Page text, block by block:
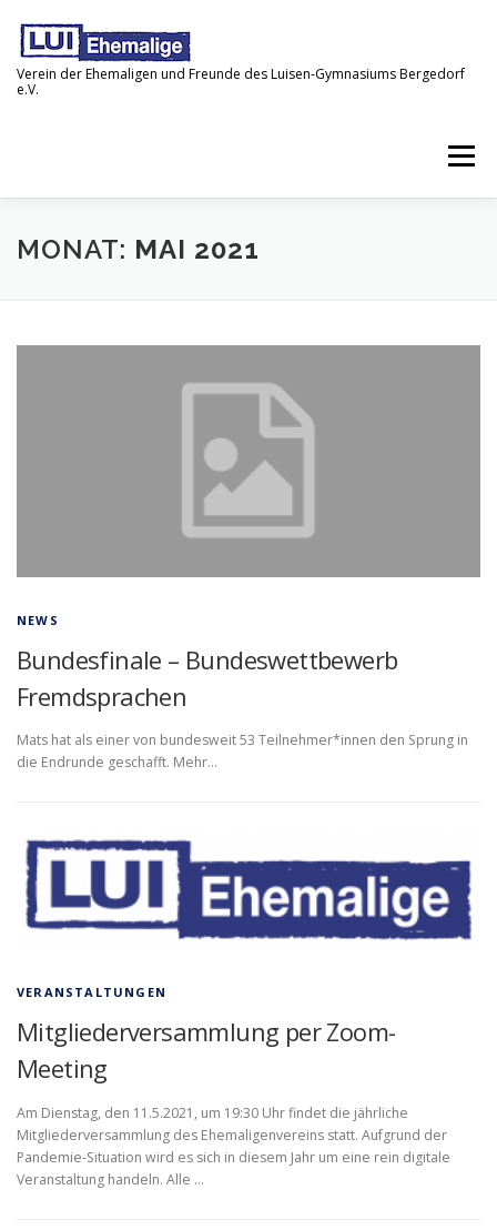
Inhalt
springen
Verein der Ehemaligen und Freunde des Luisen-Gymnasiums Bergedorf
e.V.
Menü
STARTSEITE NEWS
MONAT: MAI 2021
NEWS
Bundesfinale – Bundeswettbewerb
Fremdsprachen
Mats hat als einer von bundesweit 53 Teilnehmer*innen den Sprung in
die Endrunde geschafft. Mehr…
VERANSTALTUNGEN
Mitgliederversammlung per Zoom-
Meeting
Am Dienstag, den 11.5.2021, um 19:30 Uhr findet die jährliche
Mitgliederversammlung des Ehemaligenvereins statt. Aufgrund der
Pandemie-Situation wird es sich in diesem Jahr um eine rein digitale
Veranstaltung handeln. Alle …